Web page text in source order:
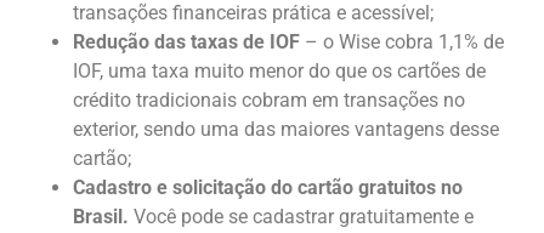
transações financeiras prática e acessível;
Redução das taxas de IOF – o Wise cobra 1,1% de
IOF, uma taxa muito menor do que os cartões de
crédito tradicionais cobram em transações no
exterior, sendo uma das maiores vantagens desse
cartão;
Cadastro e solicitação do cartão gratuitos no
Brasil. Você pode se cadastrar gratuitamente e